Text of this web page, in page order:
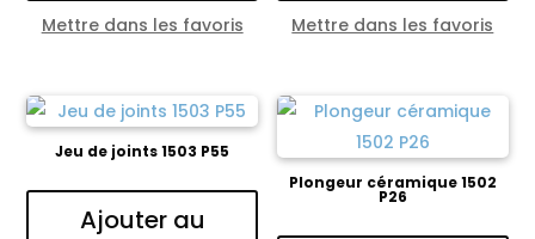
Mettre dans les favoris Mettre dans les favoris
Jeu de joints 1503 P55
Ajouter au
Plongeur céramique 1502
P26